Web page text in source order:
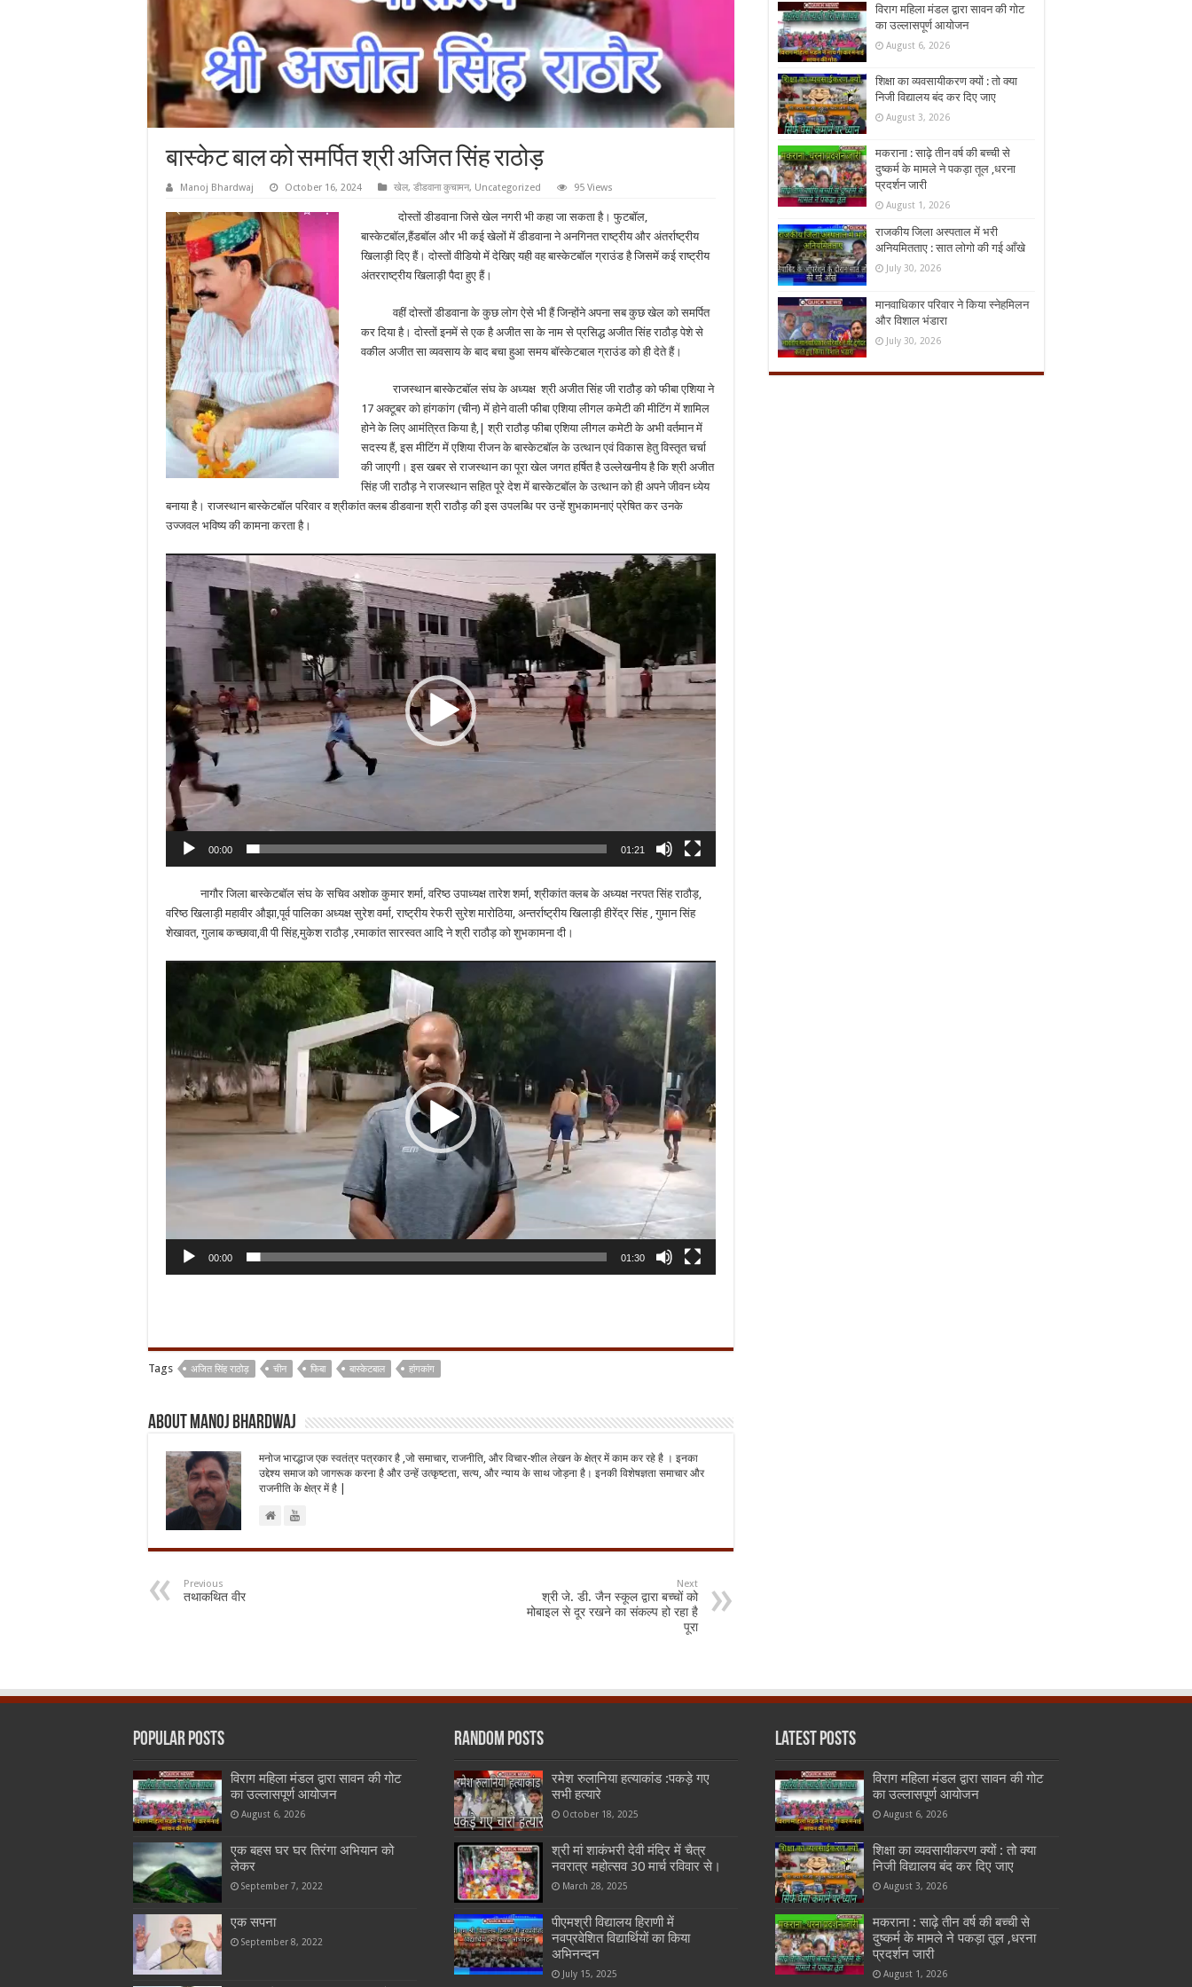
बास्केट बाल को समर्पित श्री अजित सिंह राठोड़
Manoj Bhardwaj October 16, 2024 खेल, डीडवाना कुचामन, Uncategorized 95 Views
दोस्तों डीडवाना जिसे खेल नगरी भी कहा जा सकता है। फुटबॉल,
बास्केटबॉल,हैंडबॉल और भी कई खेलों में डीडवाना ने अनगिनत राष्ट्रीय और अंतर्राष्ट्रीय
खिलाड़ी दिए हैं। दोस्तों वीडियो में देखिए यही वह बास्केटबॉल ग्राउंड है जिसमें कई राष्ट्रीय
अंतरराष्ट्रीय खिलाड़ी पैदा हुए हैं।
वहीं दोस्तों डीडवाना के कुछ लोग ऐसे भी हैं जिन्होंने अपना सब कुछ खेल को समर्पित
कर दिया है। दोस्तों इनमें से एक है अजीत सा के नाम से प्रसिद्ध अजीत सिंह राठौड़ पेशे से
वकील अजीत सा व्यवसाय के बाद बचा हुआ समय बॉस्केटबाल ग्राउंड को ही देते हैं।
राजस्थान बास्केटबॉल संघ के अध्यक्ष श्री अजीत सिंह जी राठौड़ को फीबा एशिया ने
17 अक्टूबर को हांगकांग (चीन) में होने वाली फीबा एशिया लीगल कमेटी की मीटिंग में शामिल
होने के लिए आमंत्रित किया है,| श्री राठौड़ फीबा एशिया लीगल कमेटी के अभी वर्तमान में
सदस्य हैं, इस मीटिंग में एशिया रीजन के बास्केटबॉल के उत्थान एवं विकास हेतु विस्तृत चर्चा
की जाएगी। इस खबर से राजस्थान का पूरा खेल जगत हर्षित है उल्लेखनीय है कि श्री अजीत
सिंह जी राठौड़ ने राजस्थान सहित पूरे देश में बास्केटबॉल के उत्थान को ही अपने जीवन ध्येय
बनाया है। राजस्थान बास्केटबॉल परिवार व श्रीकांत क्लब डीडवाना श्री राठौड़ की इस उपलब्धि पर उन्हें शुभकामनाएं प्रेषित कर उनके
उज्जवल भविष्य की कामना करता है।
Video
Player
00:00 01:21
नागौर जिला बास्केटबॉल संघ के सचिव अशोक कुमार शर्मा, वरिष्ठ उपाध्यक्ष तारेश शर्मा, श्रीकांत क्लब के अध्यक्ष नरपत सिंह राठौड़,
वरिष्ठ खिलाड़ी महावीर औझा,पूर्व पालिका अध्यक्ष सुरेश वर्मा, राष्ट्रीय रेफरी सुरेश मारोठिया, अन्तर्राष्ट्रीय खिलाड़ी हीरेंद्र सिंह , गुमान सिंह
शेखावत, गुलाब कच्छावा,वी पी सिंह,मुकेश राठौड़ ,रमाकांत सारस्वत आदि ने श्री राठौड़ को शुभकामना दी।
00:00 01:30
Tags अजित सिंह राठोड़ चीन फिबा बास्केटबाल हांगकांग
About Manoj Bhardwaj
मनोज भारद्धाज एक स्वतंत्र पत्रकार है ,जो समाचार, राजनीति, और विचार-शील लेखन के क्षेत्र में काम कर रहे है । इनका
उद्देश्य समाज को जागरूक करना है और उन्हें उत्कृष्टता, सत्य, और न्याय के साथ जोड़ना है। इनकी विशेषज्ञता समाचार और
राजनीति के क्षेत्र में है |
Previous
तथाकथित वीर
Next
श्री जे. डी. जैन स्कूल द्वारा बच्चों को
मोबाइल से दूर रखने का संकल्प हो रहा है
पूरा
विराग महिला मंडल द्वारा सावन की गोट
का उल्लासपूर्ण आयोजन
August 6, 2026
शिक्षा का व्यवसायीकरण क्यों : तो क्या
निजी विद्यालय बंद कर दिए जाए
August 3, 2026
मकराना : साढ़े तीन वर्ष की बच्ची से
दुष्कर्म के मामले ने पकड़ा तूल ,धरना
प्रदर्शन जारी
August 1, 2026
राजकीय जिला अस्पताल में भरी
अनियमितताए : सात लोगो की गई आँखे
July 30, 2026
मानवाधिकार परिवार ने किया स्नेहमिलन
और विशाल भंडारा
July 30, 2026
Popular Posts
विराग महिला मंडल द्वारा सावन की गोट
का उल्लासपूर्ण आयोजन
August 6, 2026
एक बहस घर घर तिरंगा अभियान को
लेकर
September 7, 2022
एक सपना
September 8, 2022
Random Posts
रमेश रुलानिया हत्याकांड :पकड़े गए
सभी हत्यारे
October 18, 2025
श्री मां शाकंभरी देवी मंदिर में चैत्र
नवरात्र महोत्सव 30 मार्च रविवार से।
March 28, 2025
पीएमश्री विद्यालय हिराणी में
नवप्रवेशित विद्यार्थियों का किया
अभिनन्दन
July 15, 2025
Latest Posts
विराग महिला मंडल द्वारा सावन की गोट
का उल्लासपूर्ण आयोजन
August 6, 2026
शिक्षा का व्यवसायीकरण क्यों : तो क्या
निजी विद्यालय बंद कर दिए जाए
August 3, 2026
मकराना : साढ़े तीन वर्ष की बच्ची से
दुष्कर्म के मामले ने पकड़ा तूल ,धरना
प्रदर्शन जारी
August 1, 2026